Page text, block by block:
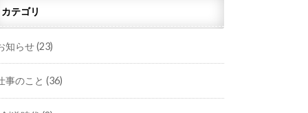
カテゴリ
知らせ(23)
事のこと(36)